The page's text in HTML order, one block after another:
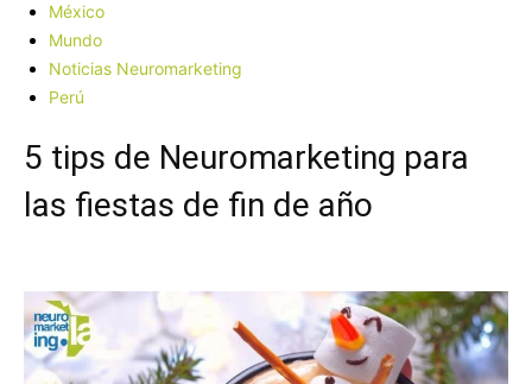
México
Mundo
Noticias Neuromarketing
Perú
5 tips de Neuromarketing para
las fiestas de fin de año